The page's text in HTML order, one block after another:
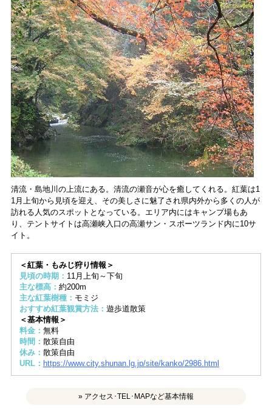
清流・島地川の上流にある。清流の瀬音が心を癒してくれる。紅葉は1
1月上旬から見頃を迎え、その美しさに魅了され県内外から多くの人が
訪れる人気のスポットとなっている。エリア内にはキャンプ場もあ
り、テントサイトは高瀬峡入口の高瀬サン・スポーツランド内に10サ
イト。
＜紅葉・もみじ狩り情報＞
見頃の時期： 11月上旬～下旬
主な標高： 約200m
主な紅葉樹種： モミジ
おすすめ紅葉観賞方法： 遊歩道散策
＜基本情報＞
料金： 無料
時間： 散策自由
休み： 散策自由
URL： https://www.city.shunan.lg.jp/site/kanko/2986.html
» アクセス･TEL･MAPなど基本情報